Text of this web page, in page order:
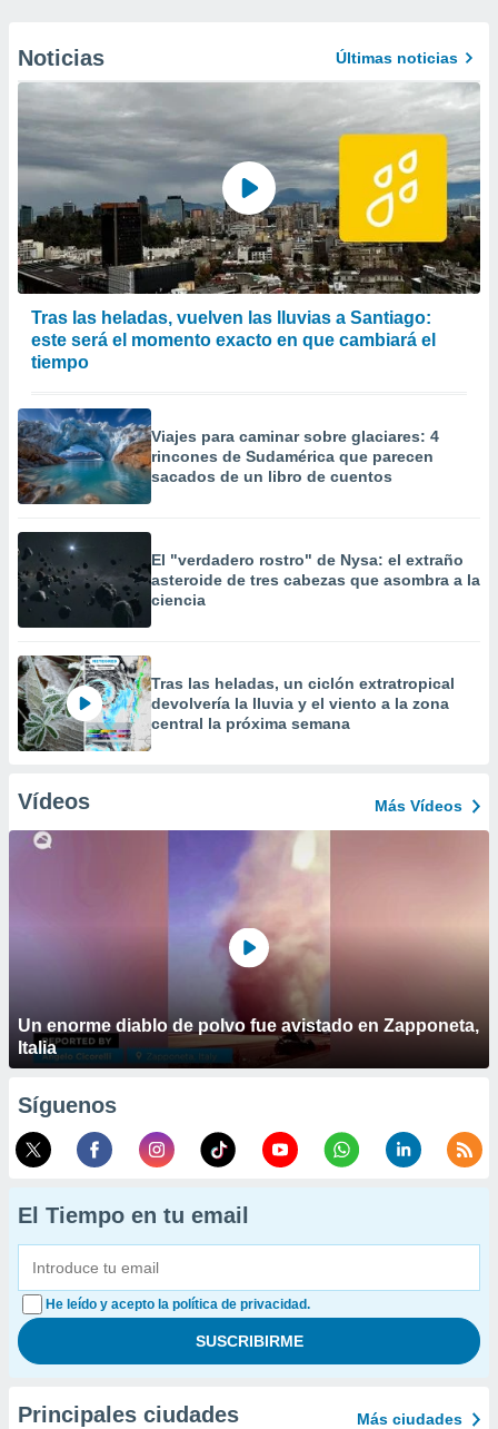
Noticias Últimas noticias
Tras las heladas, vuelven las lluvias a Santiago:
este será el momento exacto en que cambiará el
tiempo
Viajes para caminar sobre glaciares: 4
rincones de Sudamérica que parecen
sacados de un libro de cuentos
El "verdadero rostro" de Nysa: el extraño
asteroide de tres cabezas que asombra a la
ciencia
Tras las heladas, un ciclón extratropical
devolvería la lluvia y el viento a la zona
central la próxima semana
Vídeos Más Vídeos
Un enorme diablo de polvo fue avistado en Zapponeta,
Italia
Síguenos
El Tiempo en tu email
He leído y acepto la política de privacidad.
Principales ciudades Más ciudades